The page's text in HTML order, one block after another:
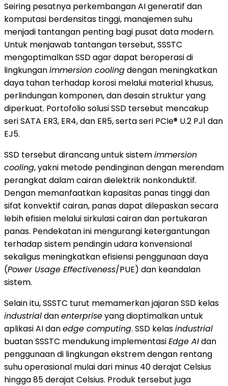
Seiring pesatnya perkembangan AI generatif dan
komputasi berdensitas tinggi, manajemen suhu
menjadi tantangan penting bagi pusat data modern.
Untuk menjawab tantangan tersebut, SSSTC
mengoptimalkan SSD agar dapat beroperasi di
lingkunganimmersion coolingdengan meningkatkan
daya tahan terhadap korosi melalui material khusus,
perlindungan komponen, dan desain struktur yang
diperkuat. Portofolio solusi SSD tersebut mencakup
seri SATA ER3, ER4, dan ER5, serta seri PCIe® U.2 PJ1 dan
EJ5.
SSD tersebut dirancang untuk sistemimmersion
cooling, yakni metode pendinginan dengan merendam
perangkat dalam cairan dielektrik nonkonduktif.
Dengan memanfaatkan kapasitas panas tinggi dan
sifat konvektif cairan, panas dapat dilepaskan secara
lebih efisien melalui sirkulasi cairan dan pertukaran
panas. Pendekatan ini mengurangi ketergantungan
terhadap sistem pendingin udara konvensional
sekaligus meningkatkan efisiensi penggunaan daya
(Power Usage Effectiveness/PUE) dan keandalan
sistem.
Selain itu, SSSTC turut memamerkan jajaran SSD kelas
industrialdanenterpriseyang dioptimalkan untuk
aplikasi AI danedge computing. SSD kelasindustrial
buatan SSSTC mendukung implementasiEdge AIdan
penggunaan di lingkungan ekstrem dengan rentang
suhu operasional mulai dari minus 40 derajat Celsius
hingga 85 derajat Celsius. Produk tersebut juga